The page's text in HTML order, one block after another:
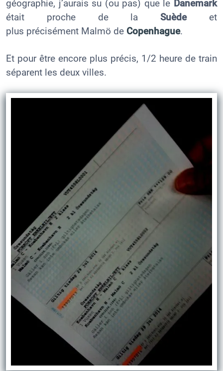
géographie, j’aurais su (ou pas) que le Danemark
était proche de laSuèdeet
plus précisément Malmö de Copenhague.
Et pour être encore plus précis, 1/2 heure de train
séparent les deux villes.